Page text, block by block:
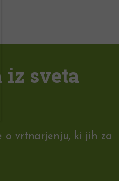
iz sveta
o vrtnarjenju, ki jih za